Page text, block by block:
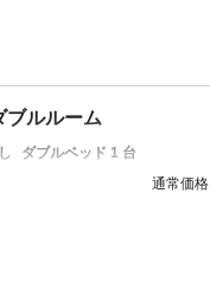
ブルルーム
ダブルベッド 1 台
通常価格